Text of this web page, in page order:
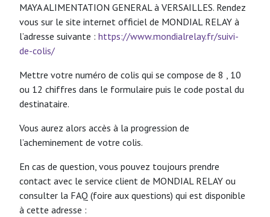
MAYA ALIMENTATION GENERAL à VERSAILLES. Rendez
vous sur le site internet officiel de MONDIAL RELAY à
l’adresse suivante : https://www.mondialrelay.fr/suivi-
de-colis/
Mettre votre numéro de colis qui se compose de 8 , 10
ou 12 chiffres dans le formulaire puis le code postal du
destinataire.
Vous aurez alors accès à la progression de
l’acheminement de votre colis.
En cas de question, vous pouvez toujours prendre
contact avec le service client de MONDIAL RELAY ou
consulter la FAQ (foire aux questions) qui est disponible
à cette adresse :